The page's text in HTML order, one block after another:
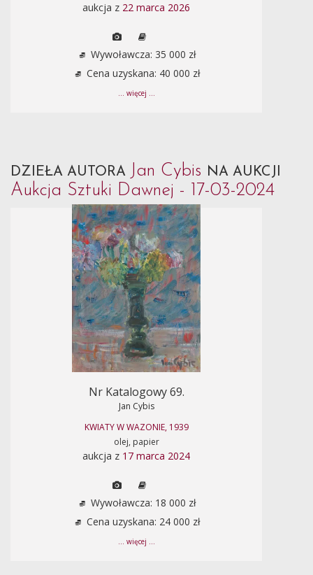
aukcja z 22 marca 2026
Wywoławcza: 35 000 zł
Cena uzyskana: 40 000 zł
... więcej ...
DZIEŁA AUTORA Jan Cybis NA AUKCJI
Aukcja Sztuki Dawnej - 17-03-2024
Nr Katalogowy 69.
Jan Cybis
KWIATY W WAZONIE, 1939
olej, papier
aukcja z 17 marca 2024
Wywoławcza: 18 000 zł
Cena uzyskana: 24 000 zł
... więcej ...